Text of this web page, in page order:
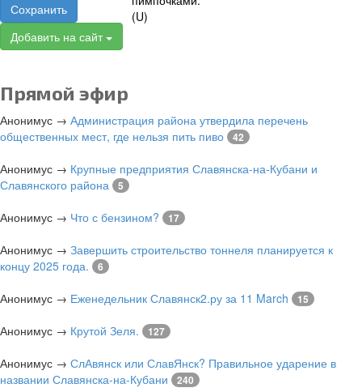
Сохранить
Добавить на сайт
Прямой эфир
Анонимус → Администрация района утвердила перечень
общественных мест, где нельзя пить пиво
42
Анонимус → Крупные предприятия Славянска-на-Кубани и
Славянского района
5
Анонимус → Что с бензином? 17
Анонимус → Завершить строительство тоннеля планируется к
концу 2025 года.
6
Анонимус → Еженедельник Славянск2.ру за 11 March 15
Анонимус → Крутой Зеля. 127
Анонимус → СлАвянск или СлавЯнск? Правильное ударение в
названии Славянска-на-Кубани
240